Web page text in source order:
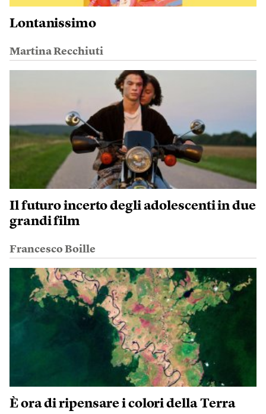
Lontanissimo
Martina Recchiuti
Il futuro incerto degli adolescenti in due
grandi film
Francesco Boille
È ora di ripensare i colori della Terra